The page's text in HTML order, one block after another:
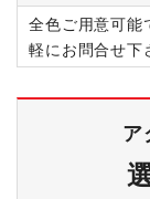
全色ご用意可
軽にお問合せ下
ア